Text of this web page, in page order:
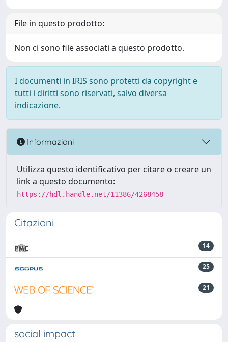
File in questo prodotto:
Non ci sono file associati a questo prodotto.
I documenti in IRIS sono protetti da copyright e
tutti i diritti sono riservati, salvo diversa
indicazione.
Informazioni
Utilizza questo identificativo per citare o creare un
link a questo documento:
https://hdl.handle.net/11386/4268458
Citazioni
14
25
21
social impact